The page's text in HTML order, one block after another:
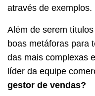
através de exemplos.
Além de serem
boas metáforas para
das mais complexas
líder da equipe
gestor de vendas?